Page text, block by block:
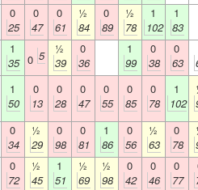
0
25
0
47
0
61
½
84
0
89
½
78
1
102
1
83
1
35 0 5
½
39
0
36
1
99
0
38
0
63
1
50
0
13
0
28
0
47
0
55
0
85
0
78
1
102
0
34
½
29
0
98
0
81
1
86
0
56
½
63
0
78
0
72
½
45
1
51
½
69
½
98
0
42
0
46
0
77